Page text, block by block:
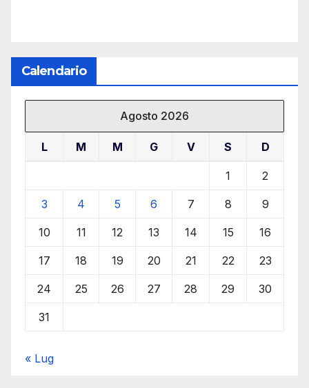
Calendario
Agosto 2026
L M M G V S D
1 2
3 4 5 6 7 8 9
10 11 12 13 14 15 16
17 18 19 20 21 22 23
24 25 26 27 28 29 30
31
« Lug